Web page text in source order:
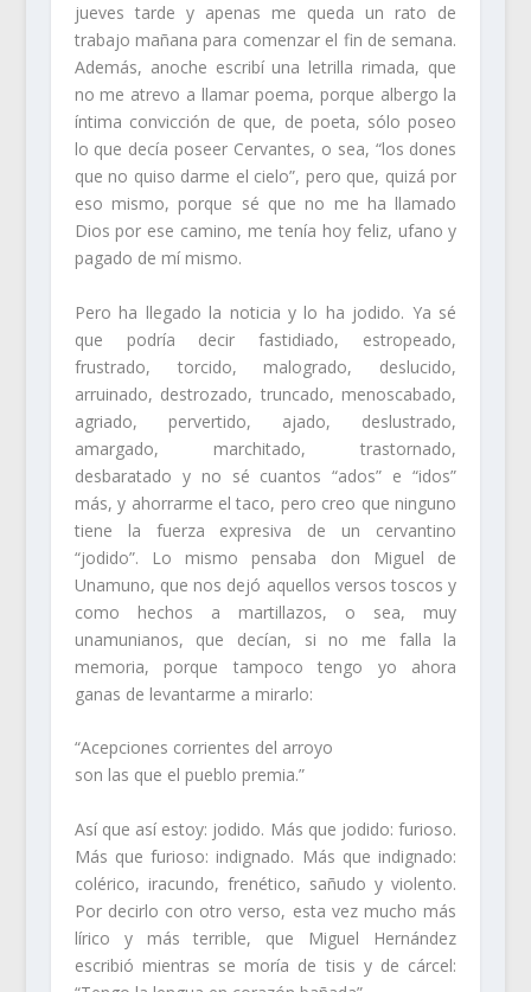
jueves tarde y apenas me queda un rato de
trabajo mañana para comenzar el fin de semana.
Además, anoche escribí una letrilla rimada, que
no me atrevo a llamar poema, porque albergo la
íntima convicción de que, de poeta, sólo poseo
lo que decía poseer Cervantes, o sea, “los dones
que no quiso darme el cielo”, pero que, quizá por
eso mismo, porque sé que no me ha llamado
Dios por ese camino, me tenía hoy feliz, ufano y
pagado de mí mismo.
Pero ha llegado la noticia y lo ha jodido. Ya sé
que podría decir fastidiado, estropeado,
frustrado, torcido, malogrado, deslucido,
arruinado, destrozado, truncado, menoscabado,
agriado, pervertido, ajado, deslustrado,
amargado, marchitado, trastornado,
desbaratado y no sé cuantos “ados” e “idos”
más, y ahorrarme el taco, pero creo que ninguno
tiene la fuerza expresiva de un cervantino
“jodido”. Lo mismo pensaba don Miguel de
Unamuno, que nos dejó aquellos versos toscos y
como hechos a martillazos, o sea, muy
unamunianos, que decían, si no me falla la
memoria, porque tampoco tengo yo ahora
ganas de levantarme a mirarlo:
“Acepciones corrientes del arroyo
son las que el pueblo premia.”
Así que así estoy: jodido. Más que jodido: furioso.
Más que furioso: indignado. Más que indignado:
colérico, iracundo, frenético, sañudo y violento.
Por decirlo con otro verso, esta vez mucho más
lírico y más terrible, que Miguel Hernández
escribió mientras se moría de tisis y de cárcel: